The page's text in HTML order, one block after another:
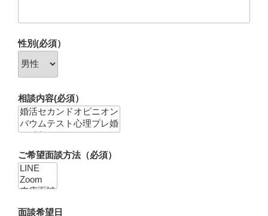
性別(必須）
相談内容(必須）
ご希望面談方法（必須）
面談希望日